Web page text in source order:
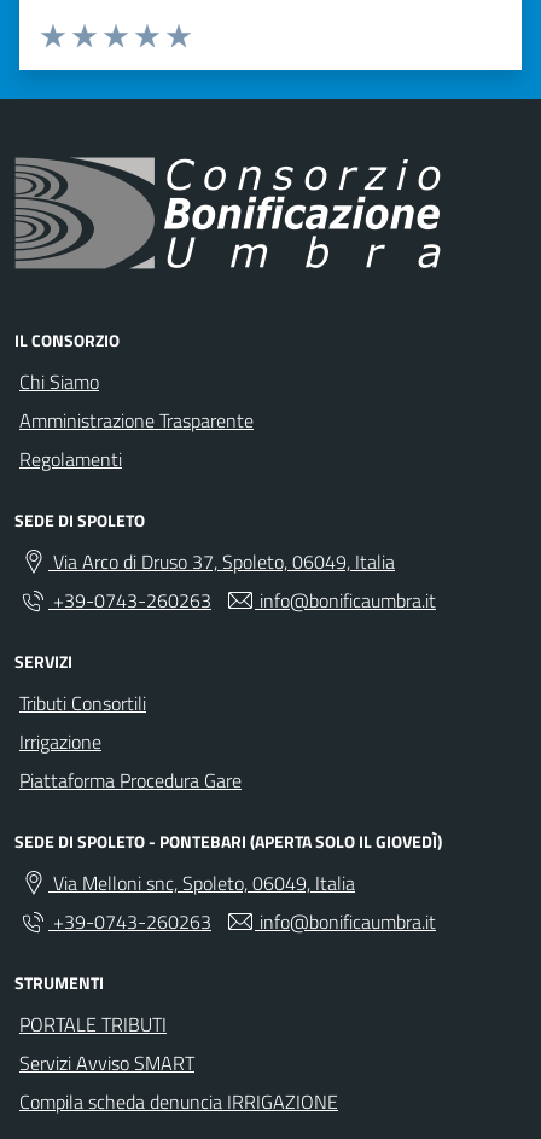
Valuta 5 stelle su 5
Valuta 4 stelle su 5
Valuta 3 stelle su 5
Valuta 2 stelle su 5
Valuta 1 stelle su 5
IL CONSORZIO
Chi Siamo
Amministrazione Trasparente
Regolamenti
SEDE DI SPOLETO
Via Arco di Druso 37, Spoleto, 06049, Italia
+39-0743-260263
info@bonificaumbra.it
SERVIZI
Tributi Consortili
Irrigazione
Piattaforma Procedura Gare
SEDE DI SPOLETO - PONTEBARI (APERTA SOLO IL GIOVEDÌ)
Via Melloni snc, Spoleto, 06049, Italia
+39-0743-260263
info@bonificaumbra.it
STRUMENTI
PORTALE TRIBUTI
Servizi Avviso SMART
Compila scheda denuncia IRRIGAZIONE